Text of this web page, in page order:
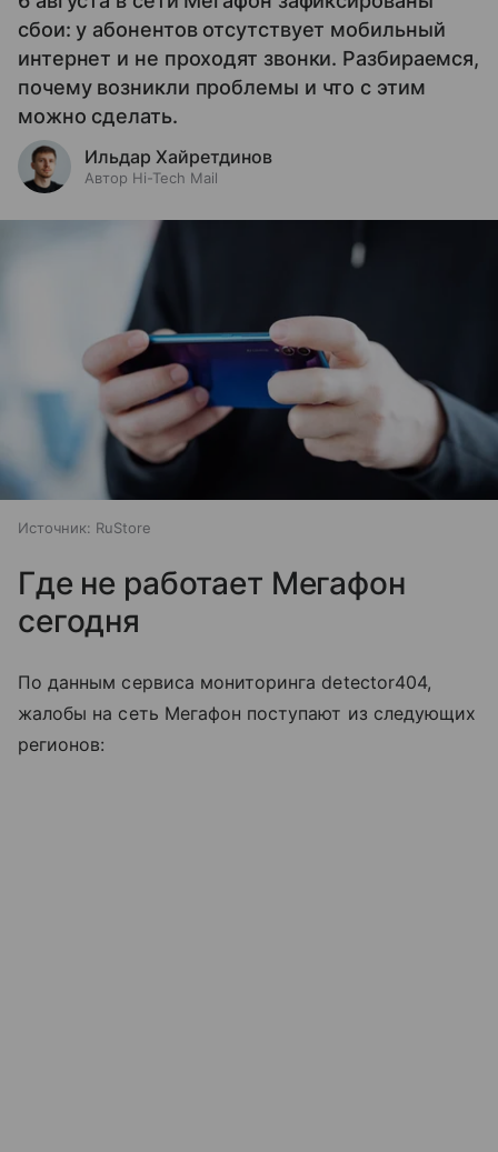
сбои: у абонентов отсутствует мобильный
интернет и не проходят звонки. Разбираемся,
почему возникли проблемы и что с этим
можно сделать.
Ильдар Хайретдинов
Автор Hi-Tech Mail
Источник: RuStore
Где не работает Мегафон
сегодня
По данным сервиса мониторинга detector404,
жалобы на сеть Мегафон поступают из следующих
регионов: